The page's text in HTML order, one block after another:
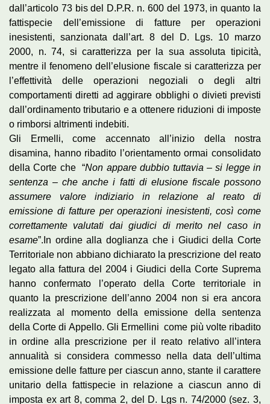
dall’articolo 73 bis del D.P.R. n. 600 del 1973, in quanto la
fattispecie dell’emissione di fatture per operazioni
inesistenti, sanzionata dall’art. 8 del D. Lgs. 10 marzo
2000, n. 74, si caratterizza per la sua assoluta tipicità,
mentre il fenomeno dell’elusione fiscale si caratterizza per
l’effettività delle operazioni negoziali o degli altri
comportamenti diretti ad aggirare obblighi o divieti previsti
dall’ordinamento tributario e a ottenere riduzioni di imposte
o rimborsi altrimenti indebiti.
Gli Ermelli, come accennato all’inizio della nostra
disamina, hanno ribadito l’orientamento ormai consolidato
della Corte che
“Non appare dubbio tuttavia – si legge in
sentenza – che anche i fatti di elusione fiscale possono
assumere valore indiziario in relazione al reato di
emissione di fatture per operazioni inesistenti, così come
correttamente valutati dai giudici di merito nel caso in
esame”.In ordine alla doglianza che i Giudici della Corte
Territoriale non abbiano dichiarato la prescrizione del reato
legato alla fattura del 2004 i Giudici della Corte Suprema
hanno confermato l’operato della Corte territoriale in
quanto la prescrizione dell’anno 2004 non si era ancora
realizzata al momento della emissione della sentenza
della Corte di Appello. Gli Ermellini come più volte ribadito
in ordine alla prescrizione per il reato relativo all’intera
annualità si considera commesso nella data dell’ultima
emissione delle fatture per ciascun anno, stante il carattere
unitario della fattispecie in relazione a ciascun anno di
imposta ex art 8, comma 2, del D. Lgs n. 74/2000 (sez. 3,